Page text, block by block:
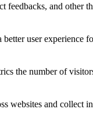
feedbacks, and other
user experience
the number of
websites and collect